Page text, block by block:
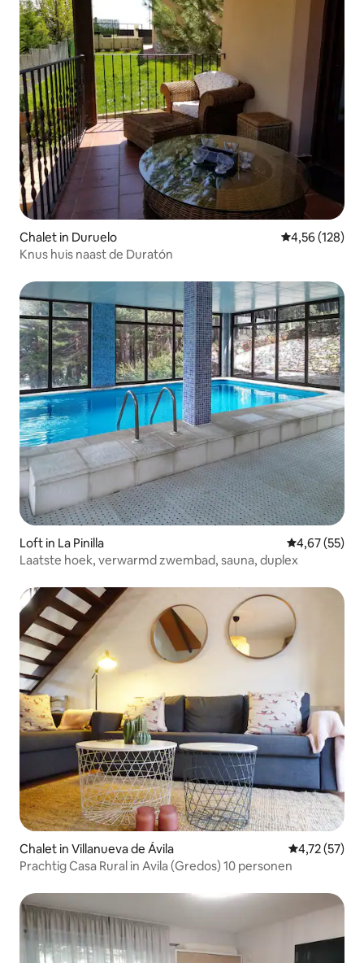
Chalet in Duruelo Gemiddelde
4,56 (128)
Knus huis naast de Duratón
Loft in La Pinilla Gemiddelde
4,67 (55)
Laatste hoek, verwarmd zwembad, sauna, duplex
Chalet in Villanueva de Ávila Gemiddelde
4,72 (57)
Prachtig Casa Rural in Avila (Gredos) 10 personen